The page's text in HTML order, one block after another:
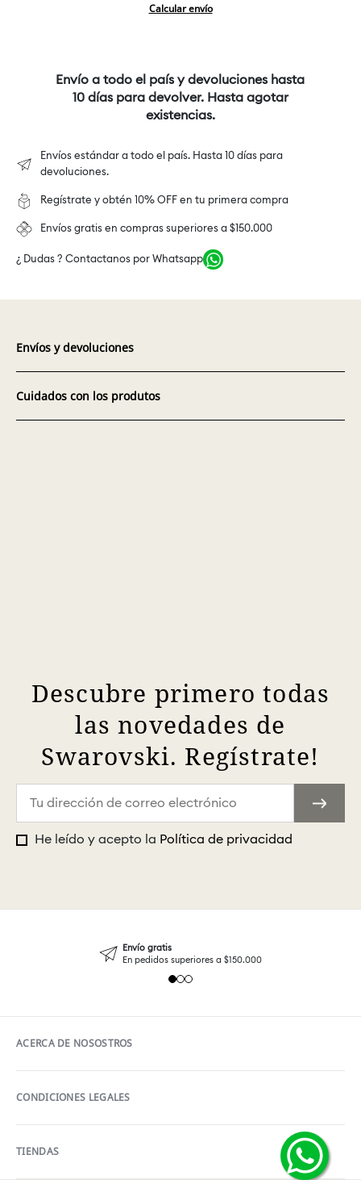
Calcular envío
Envío a todo el país y devoluciones hasta
10 días para devolver. Hasta agotar
existencias.
Envíos estándar a todo el país. Hasta 10 días para
devoluciones.
Regístrate y obtén 10% OFF en tu primera compra
Envíos gratis en compras superiores a $150.000
¿ Dudas ? Contactanos por Whatsapp
Envíos y devoluciones
Cuidados con los produtos
Descubre primero todas
las novedades de
Swarovski. Regístrate!
He leído y acepto la Política de privacidad
Envío gratis
En pedidos superiores a $150.000
ACERCA DE NOSOSTROS
CONDICIONES LEGALES
TIENDAS